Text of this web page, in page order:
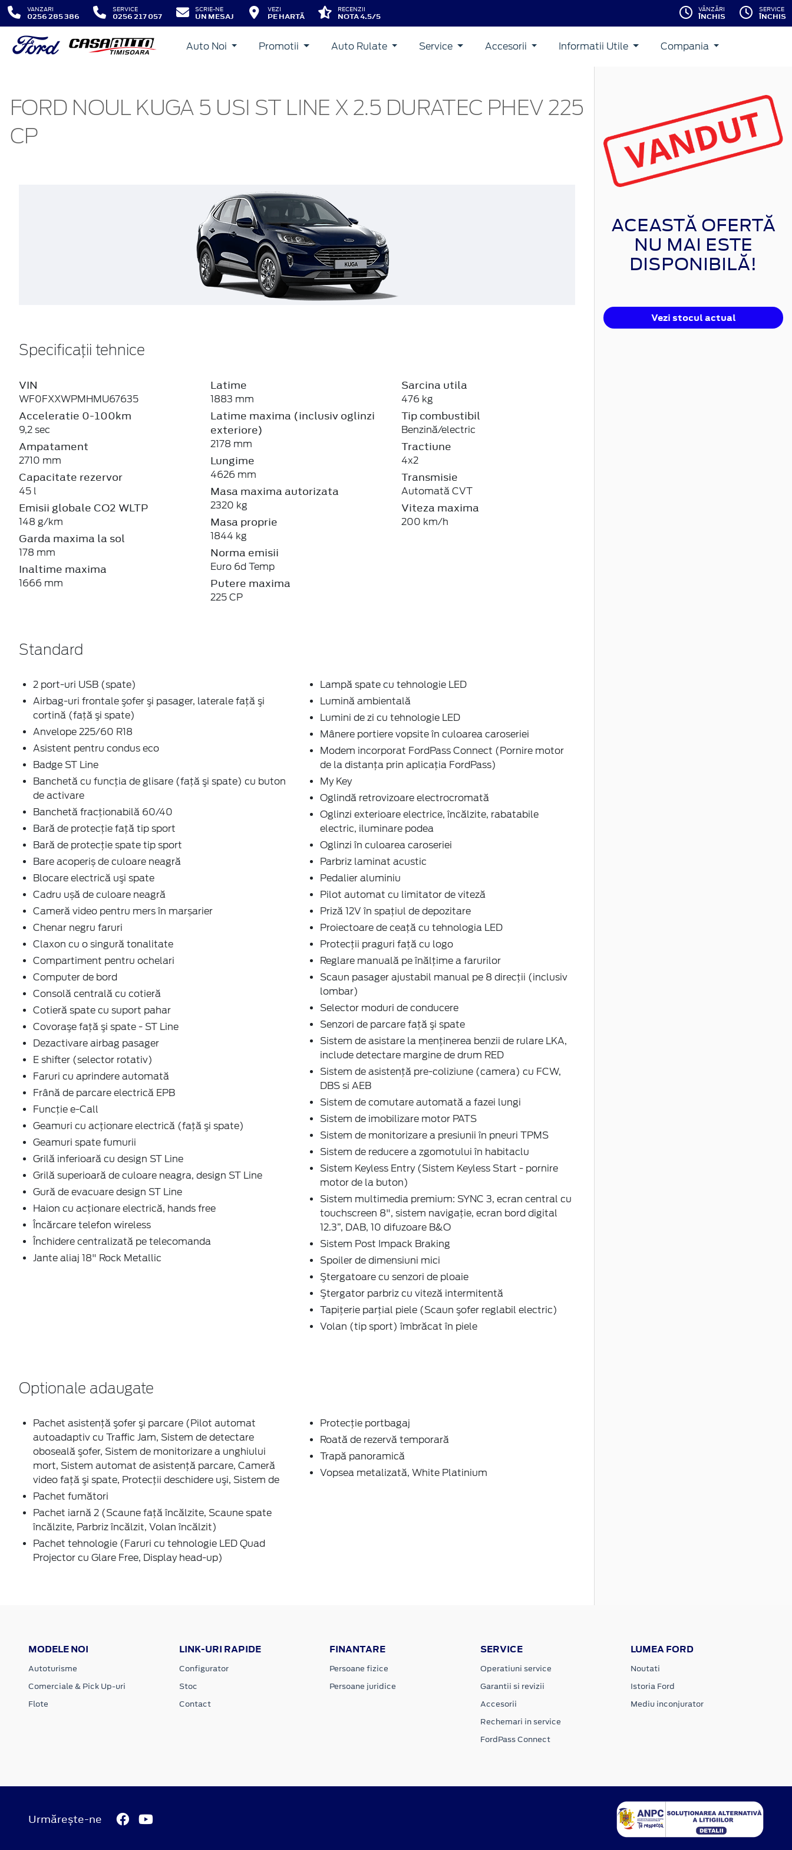
VANZARI
0256 285 386
SERVICE
0256 217 057
SCRIE-NE
UN MESAJ
VEZI
PE HARTĂ
RECENZII
NOTA 4.5/5
VÂNZĂRI
ÎNCHIS
SERVICE
ÎNCHIS
Auto Noi Promotii Auto Rulate Service Accesorii Informatii Utile Compania
FORD NOUL KUGA 5 USI ST LINE X 2.5 DURATEC PHEV 225
CP
Specificații tehnice
VIN
WF0FXXWPMHMU67635
Acceleratie 0-100km
9,2 sec
Ampatament
2710 mm
Capacitate rezervor
45 l
Emisii globale CO2 WLTP
148 g/km
Garda maxima la sol
178 mm
Inaltime maxima
1666 mm
Latime
1883 mm
Latime maxima (inclusiv oglinzi
exteriore)
2178 mm
Lungime
4626 mm
Masa maxima autorizata
2320 kg
Masa proprie
1844 kg
Norma emisii
Euro 6d Temp
Putere maxima
225 CP
Sarcina utila
476 kg
Tip combustibil
Benzină/electric
Tractiune
4x2
Transmisie
Automată CVT
Viteza maxima
200 km/h
Standard
2 port-uri USB (spate)
Airbag-uri frontale şofer şi pasager, laterale faţă şi
cortină (faţă şi spate)
Anvelope 225/60 R18
Asistent pentru condus eco
Badge ST Line
Banchetă cu funcţia de glisare (faţă şi spate) cu buton
de activare
Banchetă fracționabilă 60/40
Bară de protecţie faţă tip sport
Bară de protecţie spate tip sport
Bare acoperiș de culoare neagră
Blocare electrică uşi spate
Cadru ușă de culoare neagră
Cameră video pentru mers în marșarier
Chenar negru faruri
Claxon cu o singură tonalitate
Compartiment pentru ochelari
Computer de bord
Consolă centrală cu cotieră
Cotieră spate cu suport pahar
Covoraşe faţă şi spate - ST Line
Dezactivare airbag pasager
E shifter (selector rotativ)
Faruri cu aprindere automată
Frână de parcare electrică EPB
Funcție e-Call
Geamuri cu acţionare electrică (faţă şi spate)
Geamuri spate fumurii
Grilă inferioară cu design ST Line
Grilă superioară de culoare neagra, design ST Line
Gură de evacuare design ST Line
Haion cu acţionare electrică, hands free
Încărcare telefon wireless
Închidere centralizată pe telecomanda
Jante aliaj 18" Rock Metallic
Lampă spate cu tehnologie LED
Lumină ambientală
Lumini de zi cu tehnologie LED
Mânere portiere vopsite în culoarea caroseriei
Modem incorporat FordPass Connect (Pornire motor
de la distanța prin aplicația FordPass)
My Key
Oglindă retrovizoare electrocromată
Oglinzi exterioare electrice, încălzite, rabatabile
electric, iluminare podea
Oglinzi în culoarea caroseriei
Parbriz laminat acustic
Pedalier aluminiu
Pilot automat cu limitator de viteză
Priză 12V în spaţiul de depozitare
Proiectoare de ceaţă cu tehnologia LED
Protecţii praguri faţă cu logo
Reglare manuală pe înălţime a farurilor
Scaun pasager ajustabil manual pe 8 direcţii (inclusiv
lombar)
Selector moduri de conducere
Senzori de parcare faţă şi spate
Sistem de asistare la menținerea benzii de rulare LKA,
include detectare margine de drum RED
Sistem de asistenţă pre-coliziune (camera) cu FCW,
DBS si AEB
Sistem de comutare automată a fazei lungi
Sistem de imobilizare motor PATS
Sistem de monitorizare a presiunii în pneuri TPMS
Sistem de reducere a zgomotului în habitaclu
Sistem Keyless Entry (Sistem Keyless Start - pornire
motor de la buton)
Sistem multimedia premium: SYNC 3, ecran central cu
touchscreen 8", sistem navigaţie, ecran bord digital
12.3”, DAB, 10 difuzoare B&O
Sistem Post Impack Braking
Spoiler de dimensiuni mici
Ştergatoare cu senzori de ploaie
Ştergator parbriz cu viteză intermitentă
Tapiţerie parţial piele (Scaun şofer reglabil electric)
Volan (tip sport) îmbrăcat în piele
Optionale adaugate
Pachet asistenţă şofer şi parcare (Pilot automat
autoadaptiv cu Traffic Jam, Sistem de detectare
oboseală şofer, Sistem de monitorizare a unghiului
mort, Sistem automat de asistenţă parcare, Cameră
video faţă şi spate, Protecţii deschidere uşi, Sistem de
Pachet fumători
Pachet iarnă 2 (Scaune faţă încălzite, Scaune spate
încălzite, Parbriz încălzit, Volan încălzit)
Pachet tehnologie (Faruri cu tehnologie LED Quad
Projector cu Glare Free, Display head-up)
Protecţie portbagaj
Roată de rezervă temporară
Trapă panoramică
Vopsea metalizată, White Platinium
ACEASTĂ OFERTĂ
NU MAI ESTE
DISPONIBILĂ!
Vezi stocul actual
MODELE NOI
Autoturisme
Comerciale & Pick Up-uri
Flote
LINK-URI RAPIDE
Configurator
Stoc
Contact
FINANTARE
Persoane fizice
Persoane juridice
SERVICE
Operatiuni service
Garantii si revizii
Accesorii
Rechemari in service
FordPass Connect
LUMEA FORD
Noutati
Istoria Ford
Mediu inconjurator
Urmărește-ne